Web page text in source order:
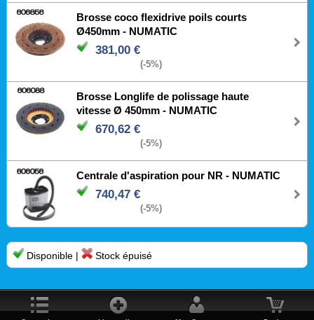
Brosse coco flexidrive poils courts
Ø450mm - NUMATIC
381,00 €
(-5%)
Brosse Longlife de polissage haute
vitesse Ø 450mm - NUMATIC
670,62 €
(-5%)
Centrale d'aspiration pour NR - NUMATIC
740,47 €
(-5%)
Disponible | Stock épuisé